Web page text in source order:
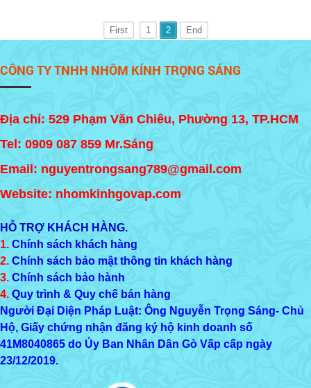
First 1 2 End
CÔNG TY TNHH NHÔM KÍNH TRỌNG SÁNG
Địa chỉ: 529 Phạm Văn Chiêu, Phường 13, TP.HCM
Tel: 0909 087 859 Mr.Sáng
Email: nguyentrongsang789@gmail.com
Website: nhomkinhgovap.com
HỖ TRỢ KHÁCH HÀNG.
1. Chính sách khách hàng
2. Chính sách bảo mật thông tin khách hàng
3. Chính sách bảo hành
4. Quy trình & Quy chế bán hàng
Người Đại Diện Pháp Luật: Ông Nguyễn Trọng Sáng- Chủ
Hộ, Giấy chứng nhận đăng ký hộ kinh doanh số
41M8040865 do Ủy Ban Nhân Dân Gò Vấp cấp ngày
23/12/2019.